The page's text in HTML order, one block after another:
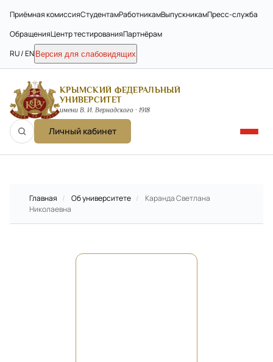
Приёмная комиссияСтудентамРаботникамВыпускникамПресс-служба
ОбращенияЦентр тестированияПартнёрам
RU / EN Версия для слабовидящих
КРЫМСКИЙ ФЕДЕРАЛЬНЫЙ
УНИВЕРСИТЕТ
имени В. И. Вернадского · 1918
Личный кабинет
Главная / Об университете /
Каранда Светлана
Николаевна